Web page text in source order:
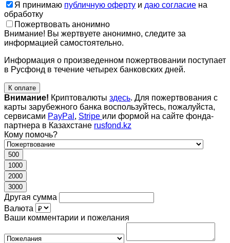
Я принимаю публичную оферту и даю согласие на
обработку
Пожертвовать анонимно
Внимание! Вы жертвуете анонимно, следите за
информацией самостоятельно.
Информация о произведенном пожертвовании поступает
в Русфонд в течение четырех банковских дней.
К оплате
Внимание! Криптовалюты здесь. Для пожертвования с
карты зарубежного банка воспользуйтесь, пожалуйста,
сервисами PayPal , Stripe или формой на сайте фонда-
партнера в Казахстане rusfond.kz
Кому помочь?
500
1000
2000
3000
Другая сумма
Валюта
Ваши комментарии и пожелания